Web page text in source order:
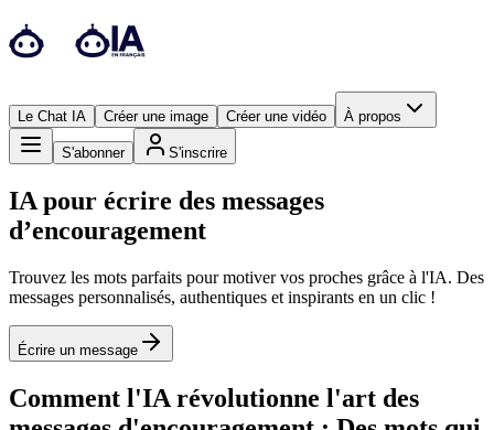
Le Chat IA Créer une image Créer une vidéo À propos
S'abonner S'inscrire
IA pour écrire des messages
d’encouragement
Trouvez les mots parfaits pour motiver vos proches grâce à l'IA. Des
messages personnalisés, authentiques et inspirants en un clic !
Écrire un message
Comment l'IA révolutionne l'art des